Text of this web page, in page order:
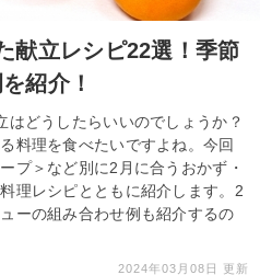
献立レシピ22選！季節
紹介！
はどうしたらいいのでしょうか？
料理を食べたいですよね。今回
プ＞など別に2月に合うおかず・
理レシピとともに紹介します。2
ーの組み合わせ例も紹介するの
2024年03月08日 更新